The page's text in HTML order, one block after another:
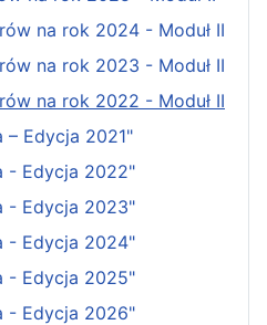
na rok 2024 - Moduł II
na rok 2023 - Moduł II
na rok 2022 - Moduł II
– Edycja 2021"
- Edycja 2022"
- Edycja 2023"
- Edycja 2024"
- Edycja 2025"
- Edycja 2026"